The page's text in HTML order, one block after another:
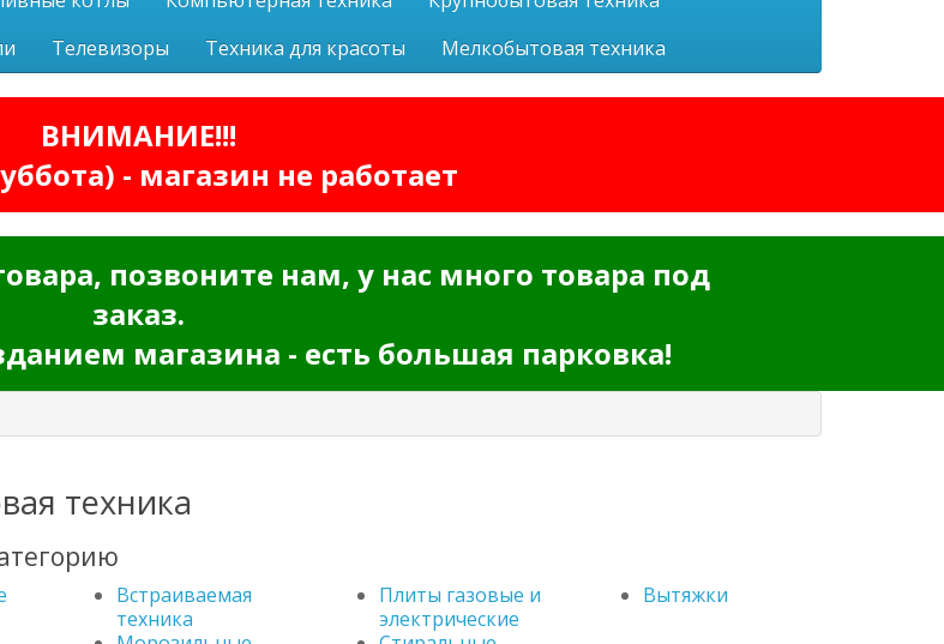
Телевизоры Техника для красоты Мелкобытовая техника
ВНИМАНИЕ!!!
- магазин не работает
позвоните нам, у нас много товара под
заказ.
магазина - есть большая парковка!
техника
Встраиваемая
техника
Плиты газовые и
электрические
Вытяжки